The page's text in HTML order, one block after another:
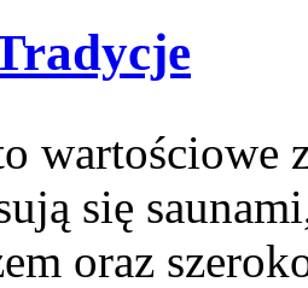
wartościowe
się
oraz